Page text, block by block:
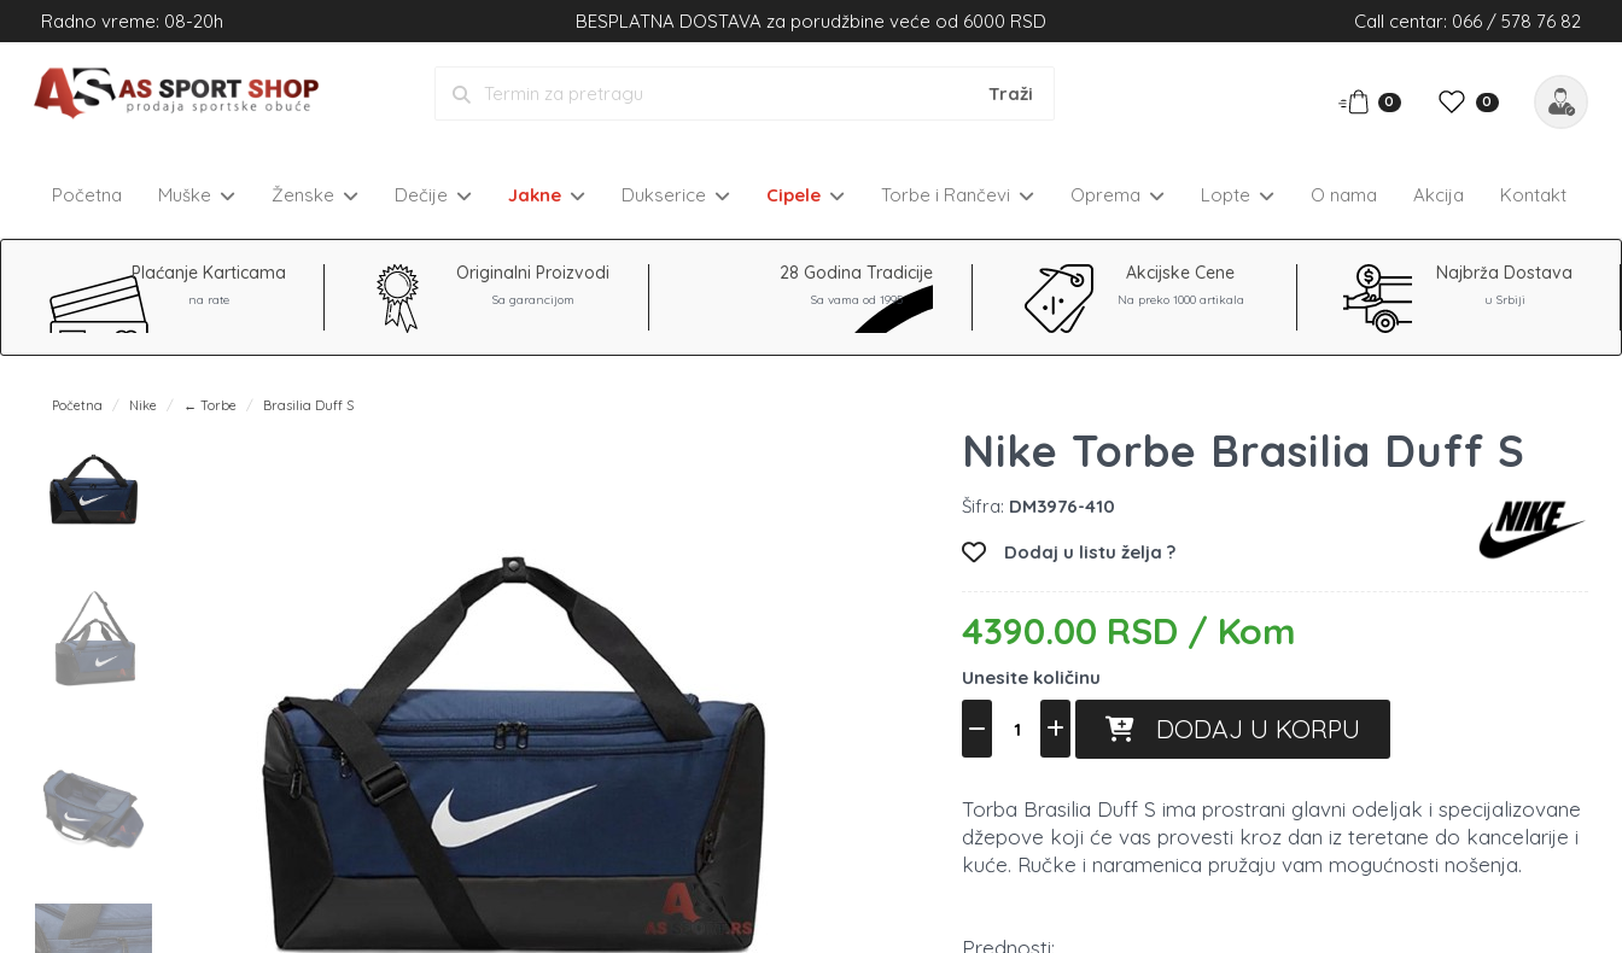
Radno vreme: 08-20h BESPLATNA DOSTAVA za porudžbine veće od 6000 RSD Call centar: 066 / 578 76 82
0 0
Početna Muške Ženske Dečije Jakne Dukserice Cipele Torbe i Rančevi Oprema Lopte O nama Akcija Kontakt
Plaćanje Karticama
na rate
Originalni Proizvodi
Sa garancijom
28 Godina Tradicije
Sa vama od 1995
Akcijske Cene
Na preko 1000 artikala
Najbrža Dostava
u Srbiji
Početna Nike ← Torbe Brasilia Duff S
Nike Torbe Brasilia Duff S
Šifra: DM3976-410
Dodaj u listu želja ?
4390.00 RSD / Kom
Unesite količinu
DODAJ U KORPU
Torba Brasilia Duff S ima prostrani glavni odeljak i specijalizovane
džepove koji će vas provesti kroz dan iz teretane do kancelarije i
kuće. Ručke i naramenica pružaju vam mogućnosti nošenja.
Prednosti: